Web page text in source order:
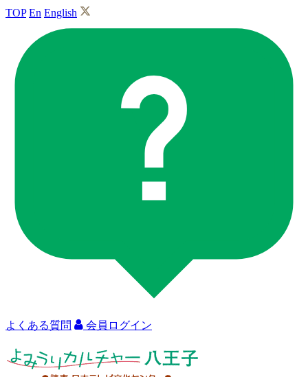
TOP En English
よくある質問 会員ログイン